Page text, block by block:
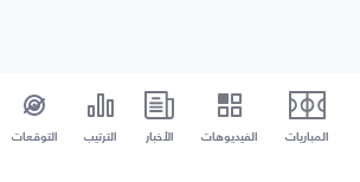
المباريات الفيديوهات الأخبار الترتيب التوقعات